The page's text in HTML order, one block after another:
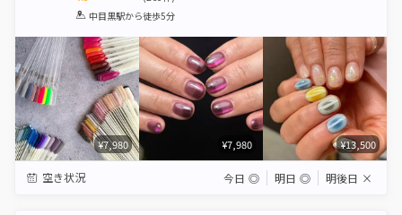
1 2 3 4 5
中目黒駅から徒歩5分
¥7,980 ¥7,980 ¥13,500
空き状況 今日 ◎ 明日 ◎ 明後日 ×